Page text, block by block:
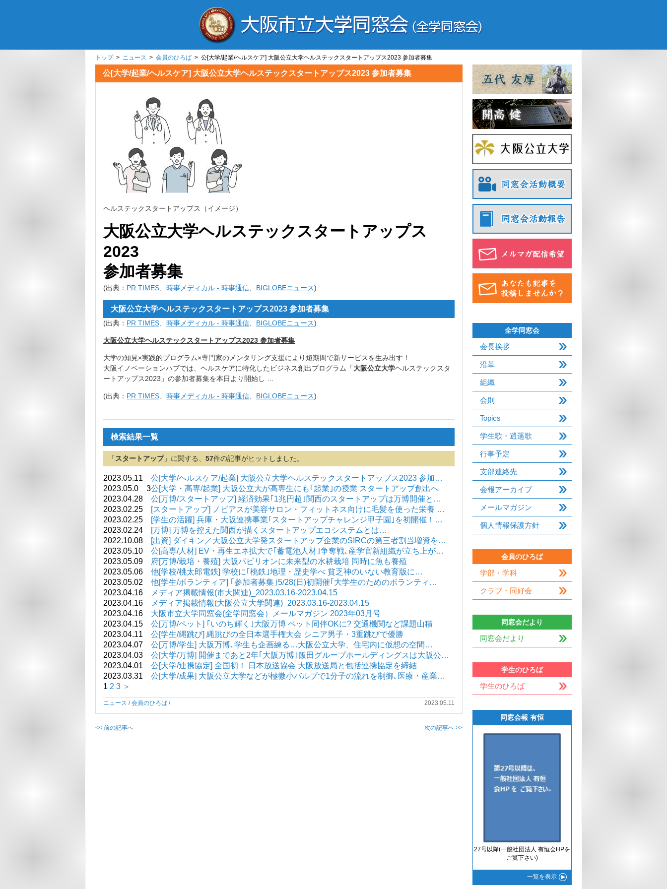
トップ> ニュース > 会員のひろば > 公[大学/起業/ヘルスケア] 大阪公立大学ヘルステックスタートアップス2023 参加者募集
公[大学/起業/ヘルスケア] 大阪公立大学ヘルステックスタートアップス2023 参加者募集
ヘルステックスタートアップス（イメージ）
大阪公立大学ヘルステックスタートアップス
2023
参加者募集
(出典： PR TIMES 時事メディカル - 時事通信 BIGLOBEニュース)
大阪公立大学ヘルステックスタートアップス2023 参加者募集
(出典： PR TIMES 時事メディカル - 時事通信 BIGLOBEニュース)
大阪公立大学ヘルステックスタートアップス2023 参加者募集
大学の知見×実践的プログラム×専門家のメンタリング支援により短期間で新サービスを生み出す！
大阪イノベーションハブでは、ヘルスケアに特化したビジネス創出プログラム「大阪公立大学ヘルステックスタ
ートアップス2023」の参加者募集を本日より開始し …
(出典： PR TIMES 時事メディカル - 時事通信 BIGLOBEニュース)
検索結果一覧
「 スタートアップ」に関する、 57件の記事がヒットしました。
2023.05.11 公[大学/ヘルスケア/起業] 大阪公立大学ヘルステックスタートアップス2023 参加…
2023.05.0 3公[大学・高専/起業] 大阪公立大が高専生にも｢起業｣の授業 スタートアップ創出へ
2023.04.28 公[万博/スタートアップ] 経済効果｢1兆円超｣関西のスタートアップは万博開催と…
2023.02.25
[スタートアップ] ノビアスが美容サロン・フィットネス向けに毛髪を使った栄養 …
2023.02.25
[学生の活躍] 兵庫・大阪連携事業｢スタートアップチャレンジ甲子園｣を初開催！…
2023.02.24
[万博] 万博を控えた関西が描くスタートアップエコシステムとは…
2022.10.08
[出資] ダイキン／大阪公立大学発スタートアップ企業のSIRCの第三者割当増資を…
2023.05.10 公[高専/人材] EV・再生エネ拡大で｢蓄電池人材｣争奪戦､産学官新組織が立ち上が…
2023.05.09
府[万博/栽培・養殖] 大阪パビリオンに未来型の水耕栽培 同時に魚も養殖
2023.05.06 他[学校/桃太郎電鉄] 学校に｢桃鉄｣地理・歴史学べ 貧乏神のいない教育版に…
2023.05.02 他[学生/ボランティア] ｢参加者募集｣5/28(日)初開催｢大学生のためのボランティ…
2023.04.16
メディア掲載情報(市大関連)_2023.03.16-2023.04.15
2023.04.16
メディア掲載情報(大阪公立大学関連)_2023.03.16-2023.04.15
2023.04.16 大阪市立大学同窓会(全学同窓会）メールマガジン 2023年03月号
2023.04.15 公[万博/ペット] ｢いのち輝く｣大阪万博 ペット同伴OKに? 交通機関など課題山積
2023.04.11 公[学生/縄跳び] 縄跳びの全日本選手権大会 シニア男子・3重跳びで優勝
2023.04.07 公[万博/学生] 大阪万博､学生も企画練る…大阪公立大学、住宅内に仮想の空間…
2023.04.03 公[大学/万博] 開催まであと2年｢大阪万博｣飯田グループホールディングスは大阪公…
2023.04.01 公[大学/連携協定] 全国初！ 日本放送協会 大阪放送局と包括連携協定を締結
2023.03.31 公[大学/成果] 大阪公立大学などが極微小バルブで1分子の流れを制御､医療・産業…
1 2 3 ＞
ニュース /会員のひろば / 2023.05.11
<< 前の記事へ 次の記事へ >>
全学同窓会
会長挨拶
沿革
組織
会則
Topics
学生歌・逍遥歌
行事予定
支部連絡先
会報アーカイブ
メールマガジン
個人情報保護方針
会員のひろば
学部・学科
クラブ・同好会
同窓会だより
同窓会だより
学生のひろば
学生のひろば
同窓会報 有恒
27号以降(一般社団法人 有恒会HPを
ご覧下さい)
一覧を表示